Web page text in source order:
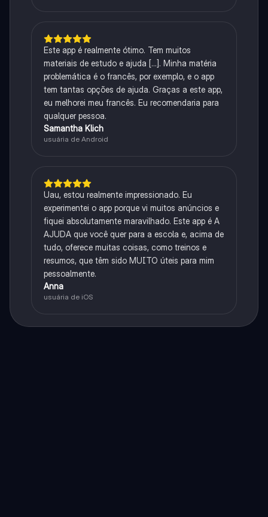
Este app é realmente ótimo. Tem muitos
materiais de estudo e ajuda [...]. Minha matéria
problemática é o francês, por exemplo, e o app
tem tantas opções de ajuda. Graças a este app,
eu melhorei meu francês. Eu recomendaria para
qualquer pessoa.
Samantha Klich
usuária de Android
Uau, estou realmente impressionado. Eu
experimentei o app porque vi muitos anúncios e
fiquei absolutamente maravilhado. Este app é A
AJUDA que você quer para a escola e, acima de
tudo, oferece muitas coisas, como treinos e
resumos, que têm sido MUITO úteis para mim
pessoalmente.
Anna
usuária de iOS